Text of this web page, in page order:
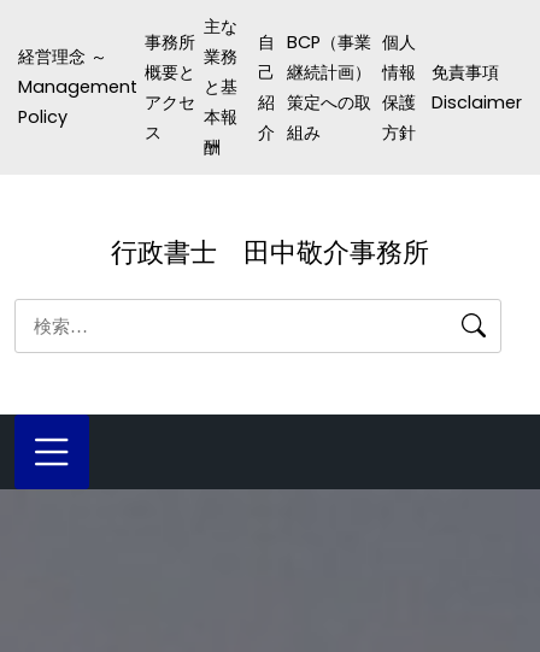
経営理念 ～
Management
Policy
事務所
概要と
アクセ
ス
主な
業務
と基
本報
酬
自
己
紹
介
BCP（事業
継続計画）
策定への取
組み
個人
情報
保護
方針
免責事項
Disclaimer
行政書士 田中敬介事務所
索: